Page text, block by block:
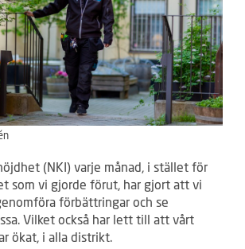
(NKI) varje månad, i stället för
som vi gjorde förut, har gjort att vi
förbättringar och se
Vilket också har lett till att vårt
ökat, i alla distrikt.